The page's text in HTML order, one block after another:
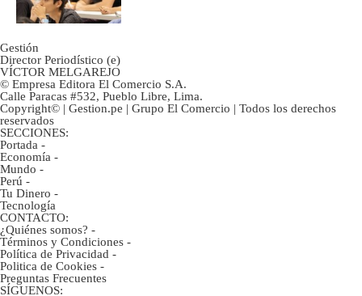
Gestión
Director Periodístico (e)
VÍCTOR MELGAREJO
© Empresa Editora El Comercio S.A.
Calle Paracas #532, Pueblo Libre, Lima.
Copyright© | Gestion.pe | Grupo El Comercio | Todos los derechos
reservados
SECCIONES:
Portada -
Economía -
Mundo -
Perú -
Tu Dinero -
Tecnología
CONTACTO:
¿Quiénes somos? -
Términos y Condiciones -
Política de Privacidad -
Politica de Cookies -
Preguntas Frecuentes
SÍGUENOS: